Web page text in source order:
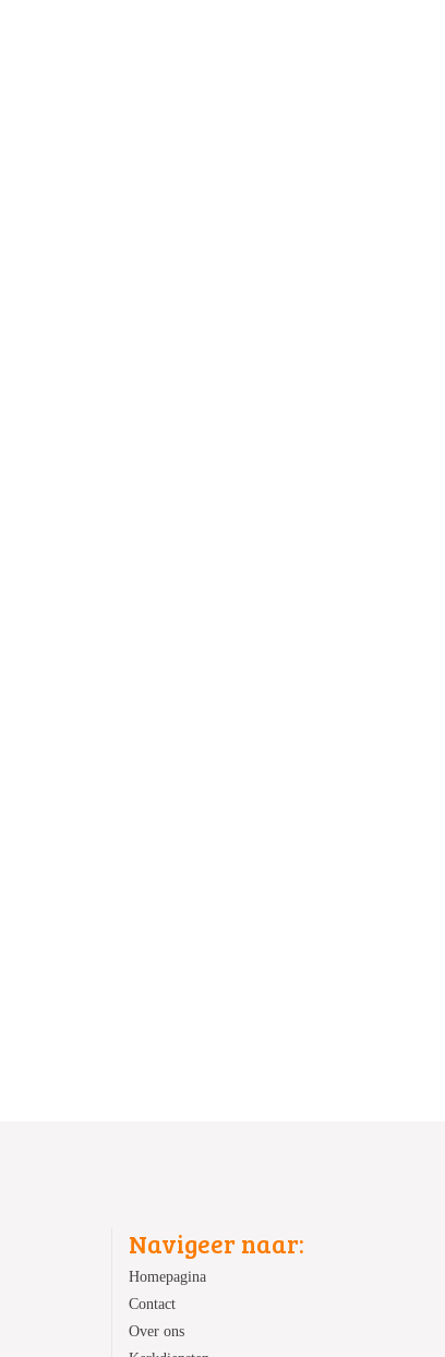
Navigeer naar:
Homepagina
Contact
Over ons